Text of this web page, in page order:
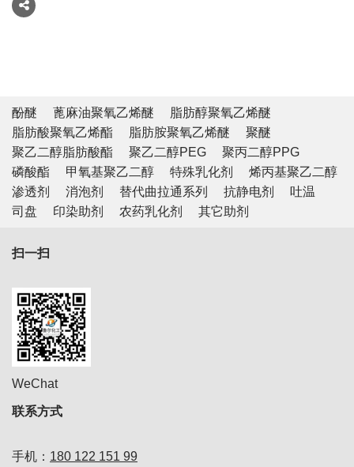
酚醚 蓖麻油聚氧乙烯醚
脂肪醇聚氧乙烯醚
脂肪酸聚氧乙烯酯
脂肪胺聚氧乙烯醚
聚醚
聚乙二醇脂肪酸酯
聚乙二醇PEG
聚丙二醇PPG
磷酸酯
甲氧基聚乙二醇 特殊乳化剂
烯丙基聚乙二醇
渗透剂
消泡剂 替代曲拉通系列 抗静电剂
吐温
司盘
印染助剂 农药乳化剂 其它助剂
扫一扫
WeChat
联系方式
手机： 180 122 151 99